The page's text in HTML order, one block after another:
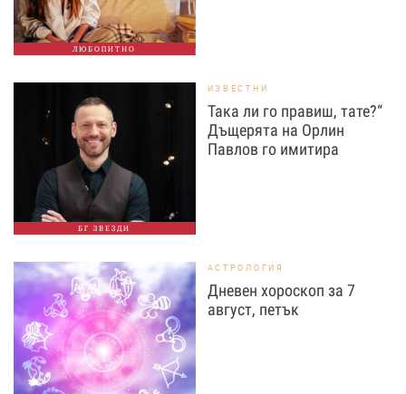
ЛЮБОПИТНО
БГ ЗВЕЗДИ
ИЗВЕСТНИ
Така ли го правиш, тате?“
Дъщерята на Орлин
Павлов го имитира
АСТРОЛОГИЯ
Дневен хороскоп за 7
август, петък